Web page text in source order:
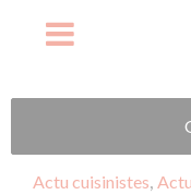
Skip
content
Actu cuisinistes,